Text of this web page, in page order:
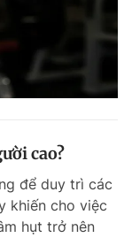
cao?
để duy trì các
khiến cho việc
hụt trở nên